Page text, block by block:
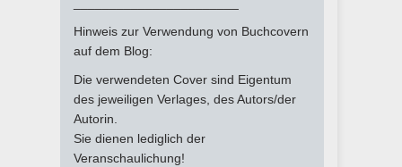
Hinweis zur Verwendung von Buchcovern
auf dem Blog:
Die verwendeten Cover sind Eigentum
des jeweiligen Verlages, des Autors/der
Autorin.
Sie dienen lediglich der
Veranschaulichung!